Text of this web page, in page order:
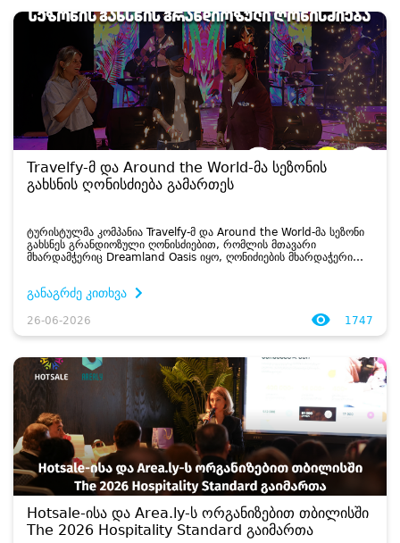
Travelfy-მ და Around the World-მა სეზონის
გახსნის ღონისძიება გამართეს
ტურისტულმა კომპანია Travelfy-მ და Around the World-მა სეზონი
გახსნეს გრანდიოზული ღონისძიებით, რომლის მთავარი
მხარდამჭერიც Dreamland Oasis იყო, ღონიძიების მხარდაჭერი
განაგრძე კითხვა
26-06-2026 1747
Hotsale-ისა და Area.ly-ს ორგანიზებით თბილისში
The 2026 Hospitality Standard გაიმართა